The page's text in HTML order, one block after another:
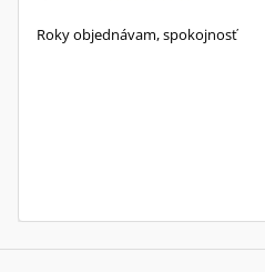
Roky objednávam, spokojnosť